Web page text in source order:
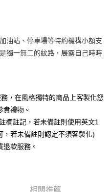
運費
運費
運費
油站、停車場等特約機構小額支
獨一無二的紋路，展露自己時時
，在風格獨特的商品上客製化您
禮物。
欄註記，若未備註則使用英文1
若未備註則認定不須客製化)
款服務。
相關推薦